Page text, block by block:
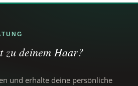
zu deinem Haar?
und erhalte deine persönliche